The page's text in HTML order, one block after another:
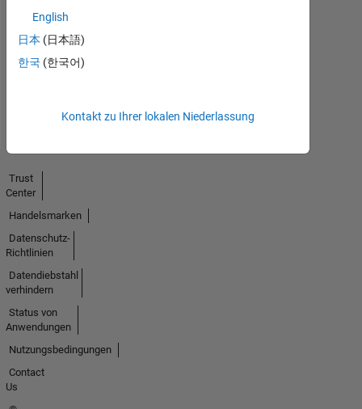
Endorsements
received
English
日本 (日本語)
한국 (한국어)
Kontakt zu Ihrer lokalen Niederlassung
Trust
Center
Handelsmarken
Datenschutz-
Richtlinien
Datendiebstahl
verhindern
Status von
Anwendungen
Nutzungsbedingungen
Contact
Us